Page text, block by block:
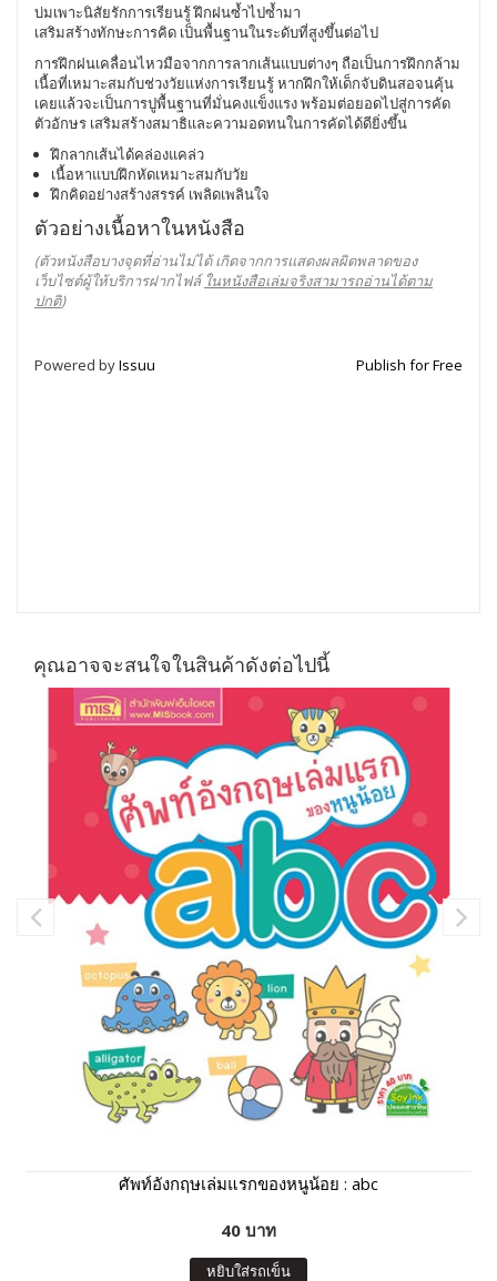
บ่มเพาะนิสัยรักการเรียนรู้ ฝึกฝนซ้ำไปซ้ำมา
เสริมสร้างทักษะการคิด เป็นพื้นฐานในระดับที่สูงขึ้นต่อไป
การฝึกฝนเคลื่อนไหวมือจากการลากเส้นแบบต่างๆ ถือเป็นการฝึกกล้าม
เนื้อที่เหมาะสมกับช่วงวัยแห่งการเรียนรู้ หากฝึกให้เด็กจับดินสอจนคุ้น
เคยแล้วจะเป็นการปูพื้นฐานที่มั่นคงแข็งแรง พร้อมต่อยอดไปสู่การคัด
ตัวอักษร เสริมสร้างสมาธิและความอดทนในการคัดได้ดียิ่งขึ้น
ฝึกลากเส้นได้คล่องแคล่ว
เนื้อหาแบบฝึกหัดเหมาะสมกับวัย
ฝึกคิดอย่างสร้างสรรค์ เพลิดเพลินใจ
ตัวอย่างเนื้อหาในหนังสือ
(ตัวหนังสือบางจุดที่อ่านไม่ได้ เกิดจากการแสดงผลผิดพลาดของ
เว็บไซต์ผู้ให้บริการฝากไฟล์ ในหนังสือเล่มจริงสามารถอ่านได้ตาม
ปกติ)
Powered byIssuu Publish for Free
คุณอาจจะสนใจในสินค้าดังต่อไปนี้
ศัพท์อังกฤษเล่มแรกของหนูน้อย : abc
40 บาท
หยิบใส่รถเข็น